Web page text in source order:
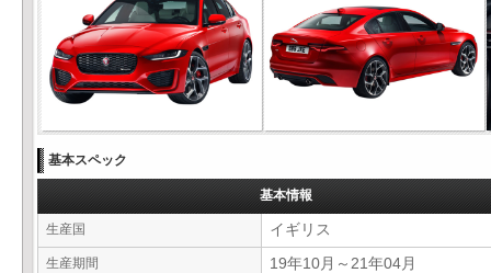
基本スペック
基本情報
生産国 イギリス
生産期間 19年10月～21年04月